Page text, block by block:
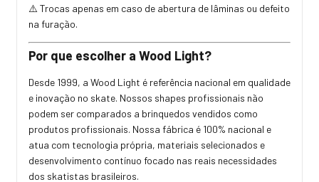
⚠️ Trocas apenas em caso de abertura de lâminas ou defeito
na furação.
Por que escolher a Wood Light?
Desde 1999, a Wood Light é referência nacional em qualidade
e inovação no skate. Nossos shapes profissionais não
podem ser comparados a brinquedos vendidos como
produtos profissionais. Nossa fábrica é 100% nacional e
atua com tecnologia própria, materiais selecionados e
desenvolvimento contínuo focado nas reais necessidades
dos skatistas brasileiros.